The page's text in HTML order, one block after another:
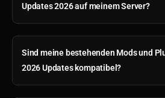
Updates 2026 auf meinem Server?
Sind meine bestehenden Mods und
2026 Updates kompatibel?